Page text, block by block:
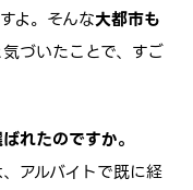
よ。そんな大都市も
気づいたことで、すご
れたのですか。
アルバイトで既に経